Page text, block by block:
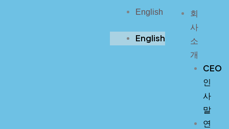
English
English
회
사
소
개
CEO
인
사
말
연